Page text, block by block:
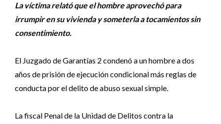
La víctima relató que el hombre aprovechó para
irrumpir en su vivienda y someterla a tocamientos sin
consentimiento.
El Juzgado de Garantías 2 condenó a un hombre a dos
años de prisión de ejecución condicional más reglas de
conducta por el delito de abuso sexual simple.
La fiscal Penal de la Unidad de Delitos contra la